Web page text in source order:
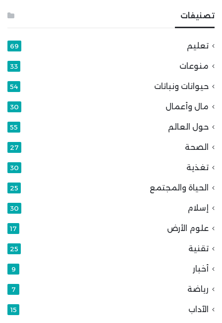
تصنيفات
تعليم 69
منوعات 33
حيوانات ونباتات 54
مال وأعمال 30
حول العالم 55
الصحة 27
تغذية 30
الحياة والمجتمع 25
إسلام 30
علوم الأرض 17
تقنية 25
أخبار 9
رياضة 7
الآداب 15